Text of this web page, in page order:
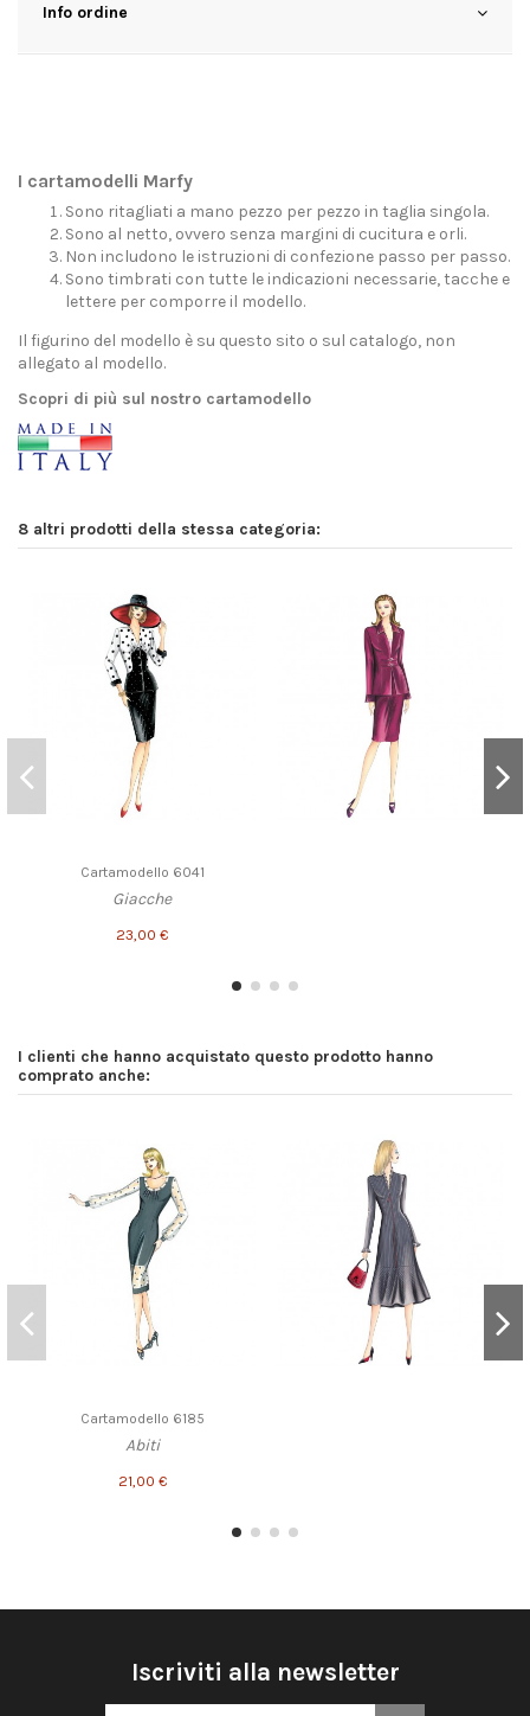
Info ordine
I cartamodelli Marfy
Sono ritagliati a mano pezzo per pezzo in taglia singola.
Sono al netto, ovvero senza margini di cucitura e orli.
Non includono le istruzioni di confezione passo per passo.
Sono timbrati con tutte le indicazioni necessarie, tacche e
lettere per comporre il modello.
Il figurino del modello è su questo sito o sul catalogo, non
allegato al modello.
Scopri di più sul nostro cartamodello
8 altri prodotti della stessa categoria:
Cartamodello 6041
Giacche
23,00 €
I clienti che hanno acquistato questo prodotto hanno
comprato anche:
Cartamodello 6185
Abiti
21,00 €
Iscriviti alla newsletter